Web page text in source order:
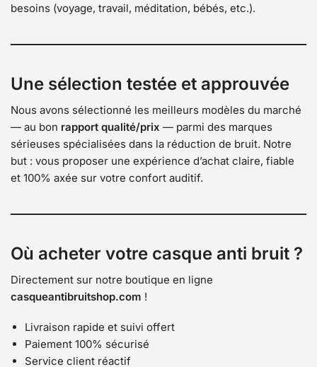
besoins (voyage, travail, méditation, bébés, etc.).
Une sélection testée et approuvée
Nous avons sélectionné les meilleurs modèles du marché
— au bon rapport qualité/prix — parmi des marques
sérieuses spécialisées dans la réduction de bruit. Notre
but : vous proposer une expérience d’achat claire, fiable
et 100% axée sur votre confort auditif.
Où acheter votre casque anti bruit ?
Directement sur notre boutique en ligne
casqueantibruitshop.com !
Livraison rapide et suivi offert
Paiement 100% sécurisé
Service client réactif